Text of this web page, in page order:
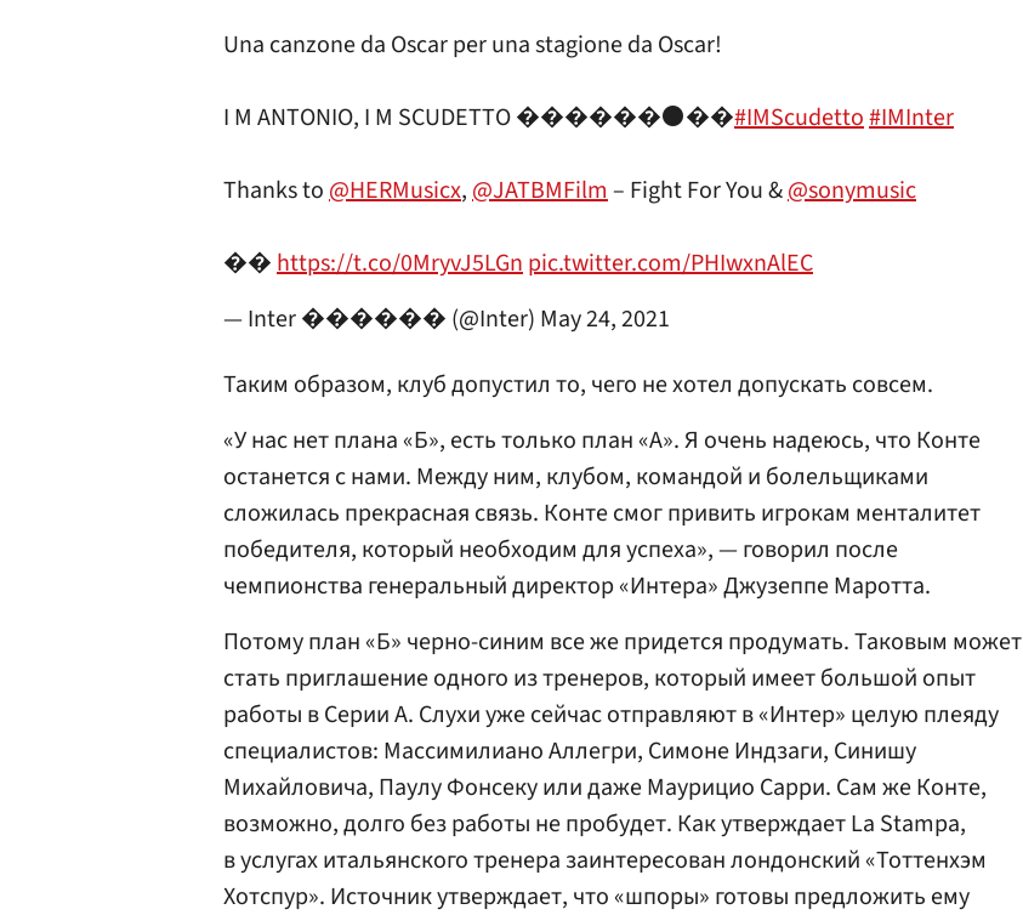
Una canzone da Oscar per una stagione da Oscar!
I M ANTONIO, I M SCUDETTO ������⚫��#IMScudetto#IMInter
Thanks to@HERMusicx,@JATBMFilm– Fight For You &@sonymusic
��https://t.co/0MryvJ5LGnpic.twitter.com/PHIwxnAlEC
— Inter ������ (@Inter) May 24, 2021
Таким образом, клуб допустил то, чего не хотел допускать совсем.
«У нас нет плана «Б», есть только план «А». Я очень надеюсь, что Конте
останется с нами. Между ним, клубом, командой и болельщиками
сложилась прекрасная связь. Конте смог привить игрокам менталитет
победителя, который необходим для успеха», — говорил после
чемпионства генеральный директор «Интера» Джузеппе Маротта.
Потому план «Б» черно-синим все же придется продумать. Таковым может
стать приглашение одного из тренеров, который имеет большой опыт
работы в Серии А. Слухи уже сейчас отправляют в «Интер» целую плеяду
специалистов: Массимилиано Аллегри, Симоне Индзаги, Синишу
Михайловича, Паулу Фонсеку или даже Маурицио Сарри. Сам же Конте,
возможно, долго без работы не пробудет. Как утверждает La Stampa,
в услугах итальянского тренера заинтересован лондонский «Тоттенхэм
Хотспур». Источник утверждает, что «шпоры» готовы предложить ему